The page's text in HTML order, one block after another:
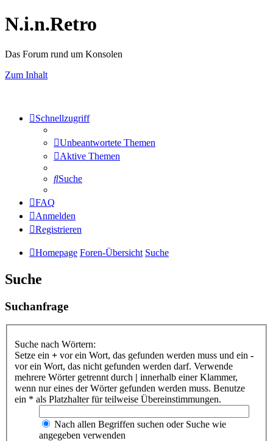
N.i.n.Retro
Das Forum rund um Konsolen
Zum Inhalt
Schnellzugriff
Unbeantwortete Themen
Aktive Themen
Suche
FAQ
Anmelden
Registrieren
Homepage Foren-Übersicht Suche
Suche
Suchanfrage
Suche nach Wörtern:
Setze ein + vor ein Wort, das gefunden werden muss und ein -
vor ein Wort, das nicht gefunden werden darf. Verwende
mehrere Wörter getrennt durch | innerhalb einer Klammer,
wenn nur eines der Wörter gefunden werden muss. Benutze
ein * als Platzhalter für teilweise Übereinstimmungen.
Nach allen Begriffen suchen oder Suche wie
angegeben verwenden